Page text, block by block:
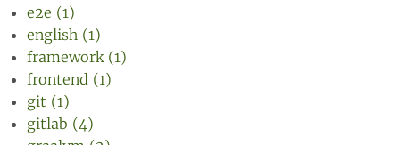
e2e (1)
english (1)
framework (1)
frontend (1)
git (1)
gitlab (4)